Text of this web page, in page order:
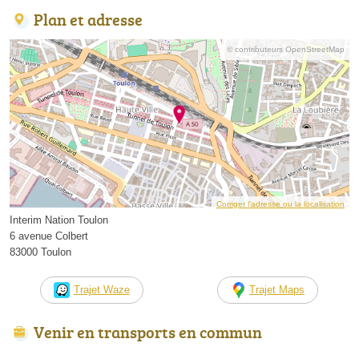
Plan et adresse
© contributeurs OpenStreetMap
Corriger l’adresse ou la localisation
Interim Nation Toulon
6 avenue Colbert
83000 Toulon
Trajet Waze Trajet Maps
Venir en transports en commun